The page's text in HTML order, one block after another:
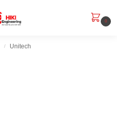
0
/ Unitech